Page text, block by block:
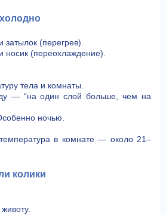
(перегрев).
(переохлаждение).
тела и комнаты.
— “на один слой больше, чем на
ночью.
в комнате — около 21–
колики